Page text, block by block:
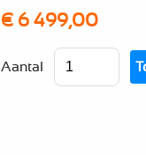
€ 6 499,00
Aantal